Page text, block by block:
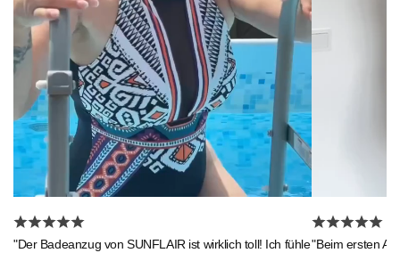
"Der Badeanzug von SUNFLAIR ist wirklich toll! Ich fühle"Beim ersten